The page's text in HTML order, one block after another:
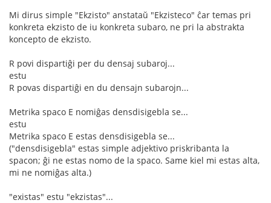
Mi dirus simple "Ekzisto" anstataŭ "Ekzisteco" ĉar temas pri
konkreta ekzisto de iu konkreta subaro, ne pri la abstrakta
koncepto de ekzisto.
R povi dispartiĝi per du densaj subaroj...
estu
R povas dispartiĝi en du densajn subarojn...
Metrika spaco E nomiĝas densdisigebla se...
estu
Metrika spaco E estas densdisigebla se...
("densdisigebla" estas simple adjektivo priskribanta la
spacon; ĝi ne estas nomo de la spaco. Same kiel mi estas alta,
mi ne nomiĝas alta.)
"existas" estu "ekzistas"...